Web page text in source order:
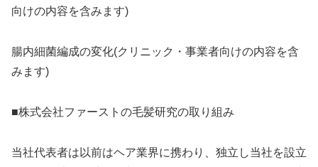
向けの内容を含みます)
腸内細菌編成の変化(クリニック・事業者向けの内容を含
みます)
■株式会社ファーストの毛髪研究の取り組み
当社代表者は以前はヘア業界に携わり、独立し当社を設立